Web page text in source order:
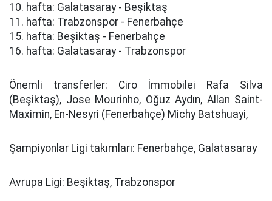
10. hafta: Galatasaray - Beşiktaş
11. hafta: Trabzonspor - Fenerbahçe
15. hafta: Beşiktaş - Fenerbahçe
16. hafta: Galatasaray - Trabzonspor
Önemli transferler: Ciro İmmobilei Rafa Silva
(Beşiktaş), Jose Mourinho, Oğuz Aydın, Allan Saint-
Maximin, En-Nesyri (Fenerbahçe) Michy Batshuayi,
Şampiyonlar Ligi takımları: Fenerbahçe, Galatasaray
Avrupa Ligi: Beşiktaş, Trabzonspor